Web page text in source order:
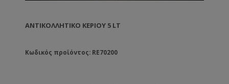
ΑΝΤΙΚΟΛΛΗΤΙΚΌ ΚΕΡΙΟΎ 5 LT
Κωδικός προϊόντος: RE70200